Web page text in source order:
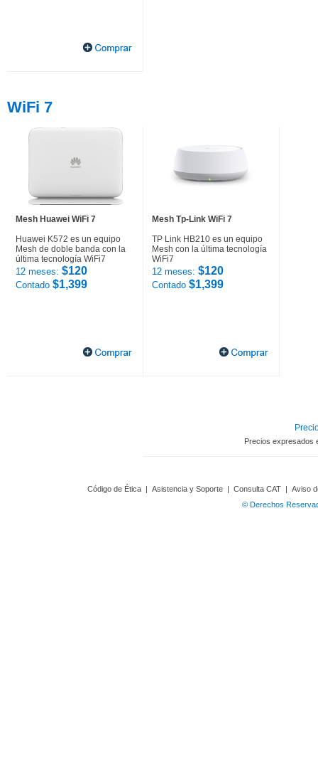
WiFi 7
Mesh Huawei WiFi 7
Huawei K572 es un equipo
Mesh de doble banda con la
última tecnología WiFi7
12 meses: $120
Contado $1,399
Mesh Tp-Link WiFi 7
TP Link HB210 es un equipo
Mesh con la última tecnología
WiFi7
12 meses: $120
Contado $1,399
Precios expresados
Código de Ética | Asistencia y Soporte | Consulta CAT | Aviso
© Derechos